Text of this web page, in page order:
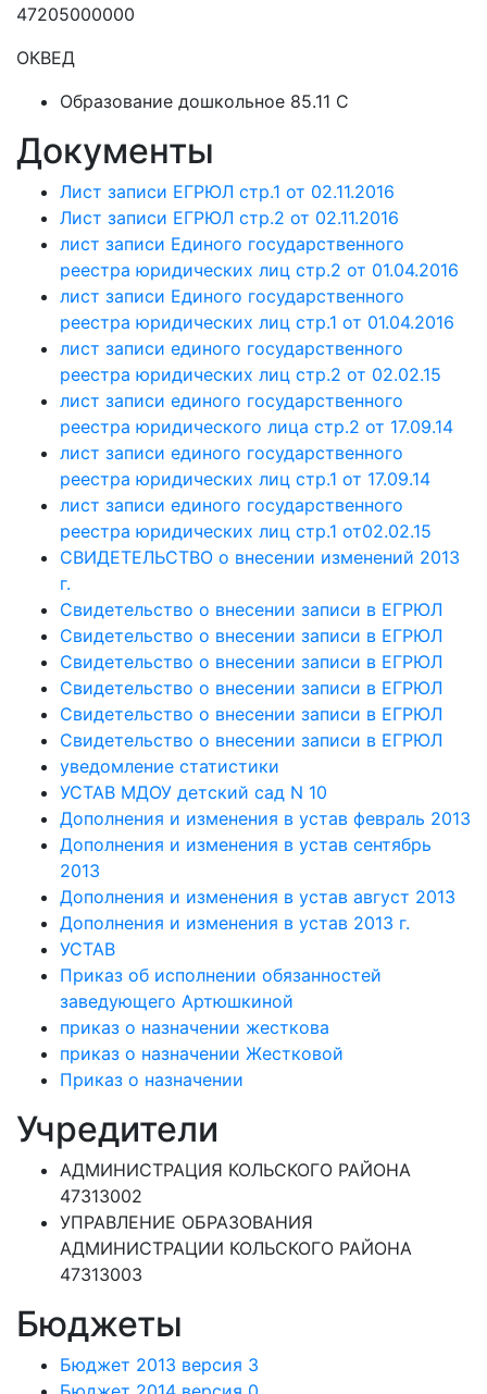
47205000000
ОКВЕД
Образование дошкольное 85.11 C
Документы
Лист записи ЕГРЮЛ стр.1 от 02.11.2016
Лист записи ЕГРЮЛ стр.2 от 02.11.2016
лист записи Единого государственного
реестра юридических лиц стр.2 от 01.04.2016
лист записи Единого государственного
реестра юридических лиц стр.1 от 01.04.2016
лист записи единого государственного
реестра юридических лиц стр.2 от 02.02.15
лист записи единого государственного
реестра юридического лица стр.2 от 17.09.14
лист записи единого государственного
реестра юридических лиц стр.1 от 17.09.14
лист записи единого государственного
реестра юридических лиц стр.1 от02.02.15
СВИДЕТЕЛЬСТВО о внесении изменений 2013
г.
Свидетельство о внесении записи в ЕГРЮЛ
Свидетельство о внесении записи в ЕГРЮЛ
Свидетельство о внесении записи в ЕГРЮЛ
Свидетельство о внесении записи в ЕГРЮЛ
Свидетельство о внесении записи в ЕГРЮЛ
Свидетельство о внесении записи в ЕГРЮЛ
уведомление статистики
УСТАВ МДОУ детский сад N 10
Дополнения и изменения в устав февраль 2013
Дополнения и изменения в устав сентябрь
2013
Дополнения и изменения в устав август 2013
Дополнения и изменения в устав 2013 г.
УСТАВ
Приказ об исполнении обязанностей
заведующего Артюшкиной
приказ о назначении жесткова
приказ о назначении Жестковой
Приказ о назначении
Учредители
АДМИНИСТРАЦИЯ КОЛЬСКОГО РАЙОНА
47313002
УПРАВЛЕНИЕ ОБРАЗОВАНИЯ
АДМИНИСТРАЦИИ КОЛЬСКОГО РАЙОНА
47313003
Бюджеты
Бюджет 2013 версия 3